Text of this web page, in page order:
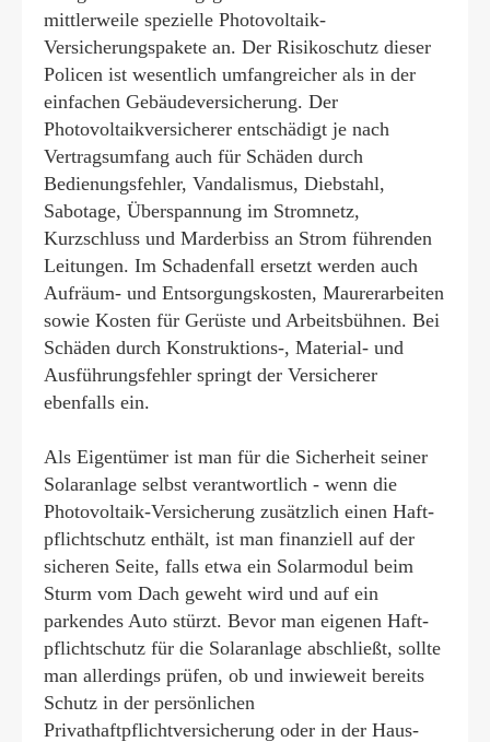
mittlerweile spezielle Photovoltaik-
Versicherungspakete an. Der Risikoschutz dieser
Policen ist wesentlich umfangreicher als in der
einfachen Ge­bäude­ver­si­che­rung. Der
Photovoltaikversicherer entschädigt je nach
Vertragsumfang auch für Schäden durch
Bedienungsfehler, Vandalismus, Diebstahl,
Sabotage, Überspannung im Stromnetz,
Kurzschluss und Marderbiss an Strom führenden
Leitungen. Im Schadenfall ersetzt werden auch
Aufräum- und Entsorgungskosten, Maurerarbeiten
sowie Kosten für Gerüste und Arbeitsbühnen. Bei
Schäden durch Konstruktions-, Material- und
Ausführungsfehler springt der Versicherer
ebenfalls ein.
Als Eigentümer ist man für die Sicherheit seiner
Solaranlage selbst verantwortlich - wenn die
Photovoltaik-Versicherung zusätzlich einen Haft­
pflichtschutz enthält, ist man finanziell auf der
sicheren Seite, falls etwa ein Solarmodul beim
Sturm vom Dach geweht wird und auf ein
parkendes Auto stürzt. Bevor man eigenen Haft­
pflichtschutz für die Solaranlage abschließt, sollte
man allerdings prüfen, ob und inwieweit bereits
Schutz in der persönlichen
Privathaftpflichtversicherung oder in der Haus-